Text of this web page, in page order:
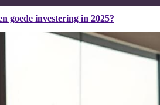
goede investering in 2025?